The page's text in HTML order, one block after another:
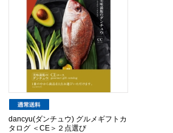
dancyu(ダンチュウ) グルメギフトカ
タログ ＜CE＞２点選び